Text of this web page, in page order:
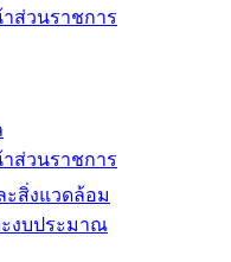
ส่วนราชการ
สิ่งแวดล้อม
งบประมาณ
ส่วนราชการ